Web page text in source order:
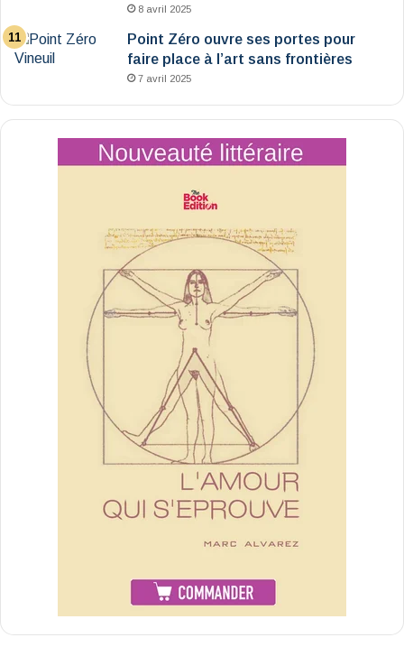
8 avril 2025
Point Zéro ouvre ses portes pour
faire place à l’art sans frontières
7 avril 2025